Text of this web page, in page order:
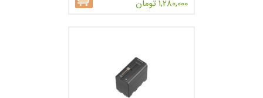
1,280,000 تومان